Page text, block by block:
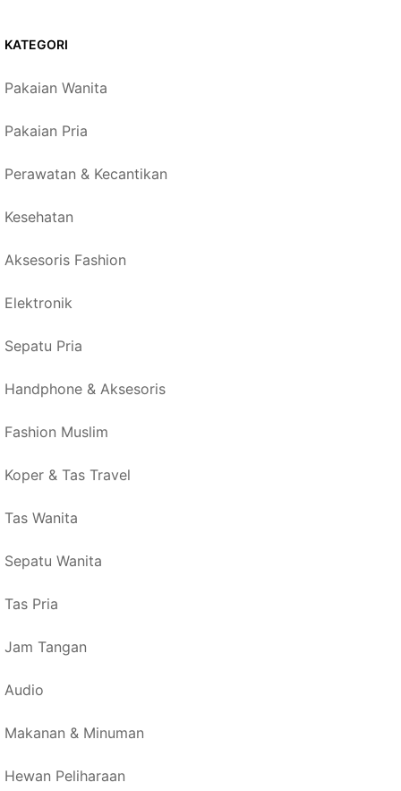
KATEGORI
Pakaian Wanita
Pakaian Pria
Perawatan & Kecantikan
Kesehatan
Aksesoris Fashion
Elektronik
Sepatu Pria
Handphone & Aksesoris
Fashion Muslim
Koper & Tas Travel
Tas Wanita
Sepatu Wanita
Tas Pria
Jam Tangan
Audio
Makanan & Minuman
Hewan Peliharaan